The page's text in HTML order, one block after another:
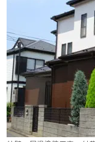
水工事はウレタン塗
ようにしましょう。